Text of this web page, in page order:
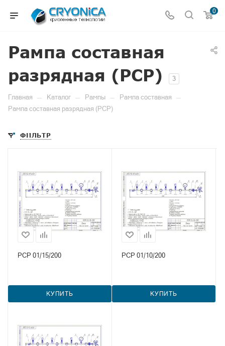
0
Рампа составная
разрядная (РСР)
3
Главная — Каталог — Рампы — Рампа составная —
Рампа составная разрядная (РСР)
ФИЛЬТР
РСР 01/15/200
КУПИТЬ
РСР 01/10/200
КУПИТЬ